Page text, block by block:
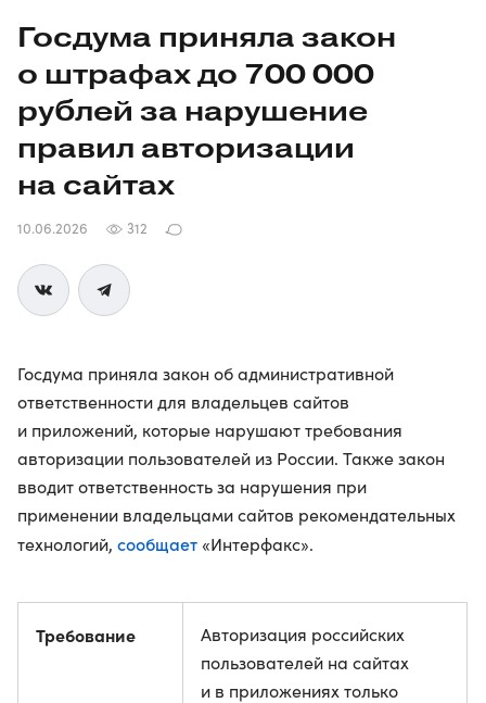
Госдума приняла закон
о штрафах до 700 000
рублей за нарушение
правил авторизации
на сайтах
10.06.2026 312
Госдума приняла закон об административной
ответственности для владельцев сайтов
и приложений, которые нарушают требования
авторизации пользователей из России. Также закон
вводит ответственность за нарушения при
применении владельцами сайтов рекомендательных
технологий, сообщает «Интерфакс».
Требование
Авторизация российских
пользователей на сайтах
и в приложениях только